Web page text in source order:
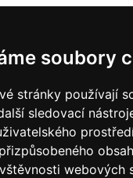
soubory
stránky používají
sledovací
webových